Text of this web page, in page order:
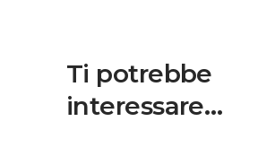
Ti potrebbe
interessare…